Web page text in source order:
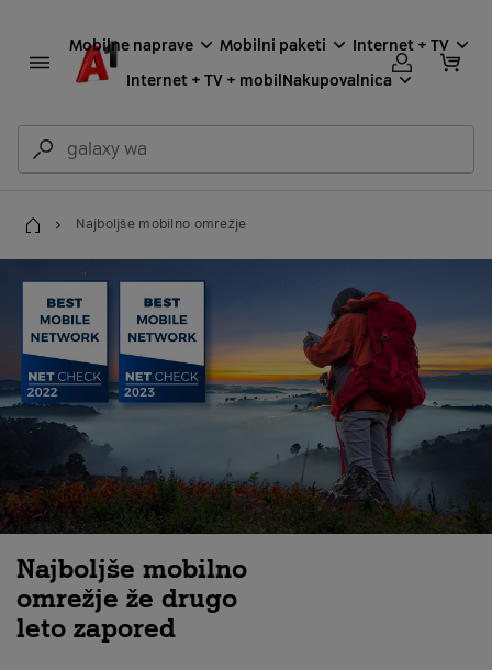
Mobilne naprave Mobilni paketi
Internet + TV
Internet + TV + mobilNakupovalnica
Domov
Najboljše mobilno omrežje
Najboljše mobilno
omrežje že drugo
leto zapored